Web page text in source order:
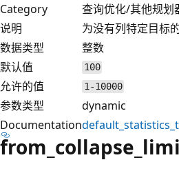
Category
查询优化/其他规划
说明
为没有列特定目标
数据类型
整数
默认值
100
允许的值 1-10000
参数类型
dynamic
Documentation
from_collapse_limit